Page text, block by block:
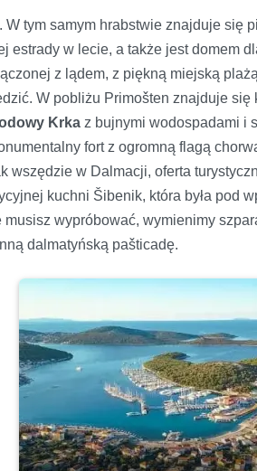
tym samym hrabstwie znajduje się
w lecie, a także jest domem
z lądem, z piękną miejską
W pobliżu Primošten znajduje się
Krka z bujnymi wodospadami i
fort z ogromną flagą
wszędzie w Dalmacji, oferta
kuchni Šibenik, która była pod
musisz wypróbować, wymienimy
dalmatyńską pašticadę.